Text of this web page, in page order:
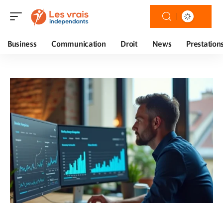
Business Communication Droit News